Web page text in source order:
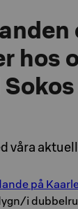
hos
våra
på
i